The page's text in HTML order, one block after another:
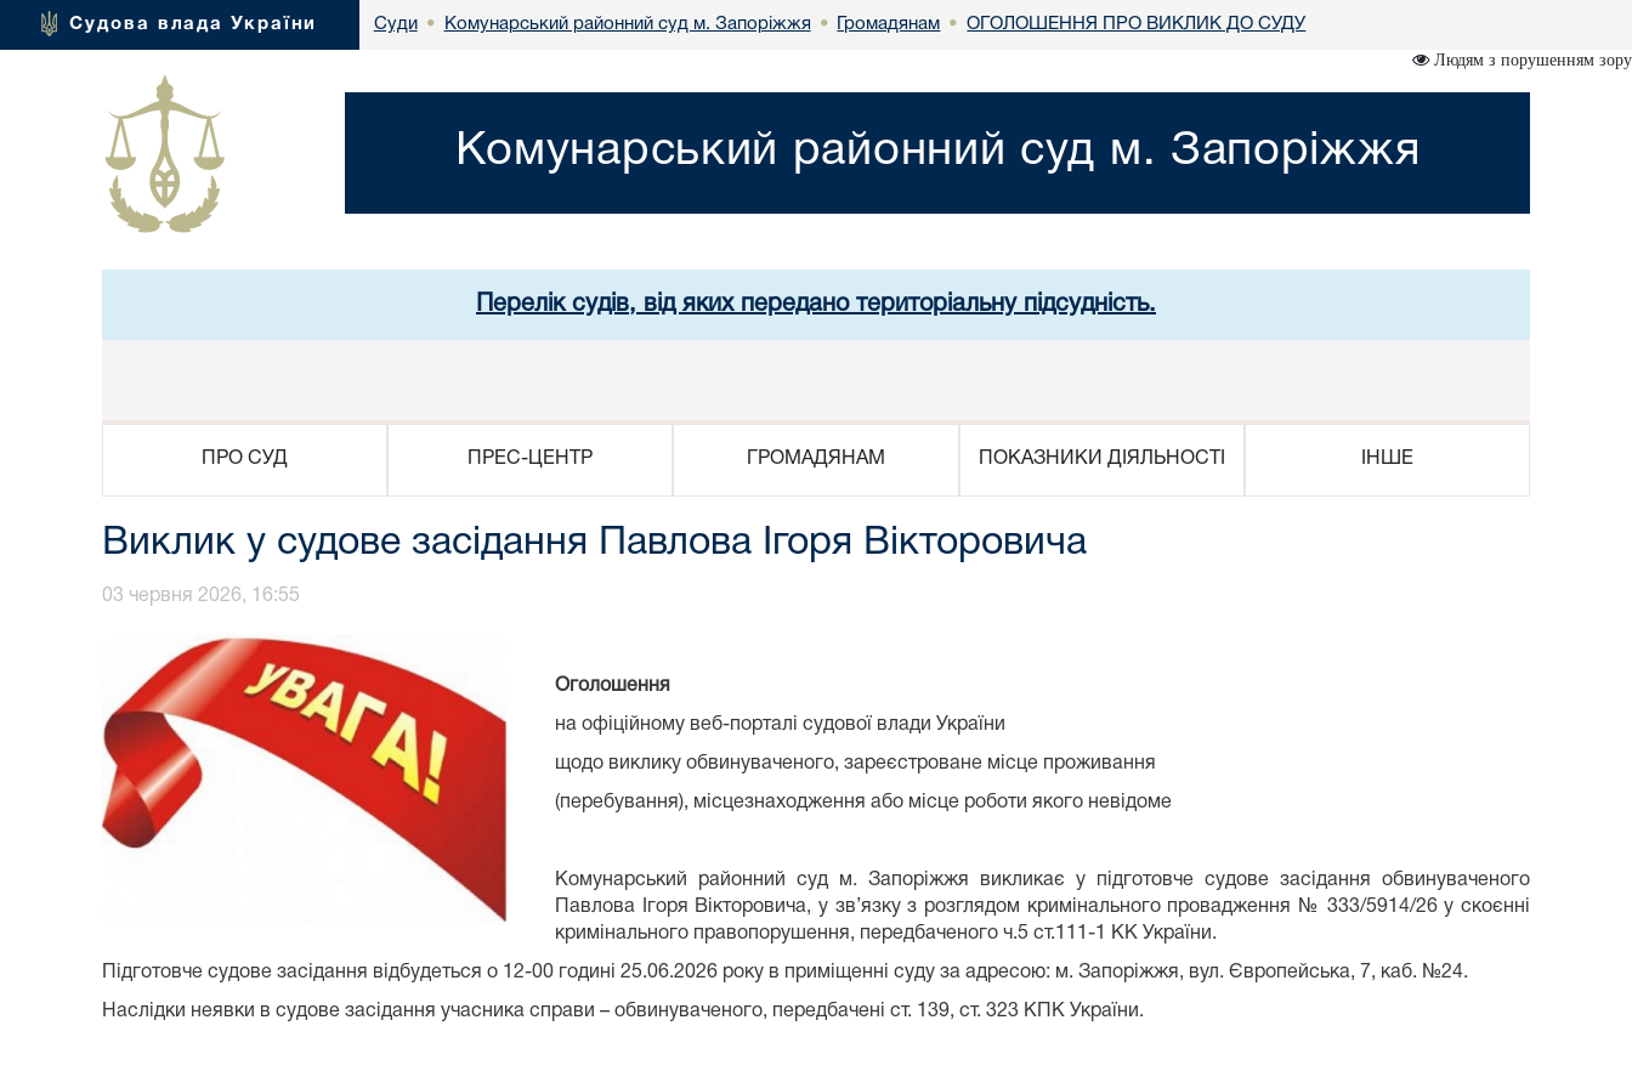
Судова влада України Суди • Комунарський районний суд м. Запоріжжя • Громадянам • ОГОЛОШЕННЯ ПРО ВИКЛИК ДО СУДУ
Людям з порушенням зору
Комунарський районний суд м. Запоріжжя
Перелік судів, від яких передано територіальну підсудність.
ПРО СУД ПРЕС-ЦЕНТР ГРОМАДЯНАМ ПОКАЗНИКИ ДІЯЛЬНОСТІ ІНШЕ
Виклик у судове засідання Павлова Ігоря Вікторовича
03 червня 2026, 16:55
Оголошення
на офіційному веб-порталі судової влади України
щодо виклику обвинуваченого, зареєстроване місце проживання
(перебування), місцезнаходження або місце роботи якого невідоме
Комунарський районний суд м. Запоріжжя викликає у підготовче судове засідання обвинуваченого
Павлова Ігоря Вікторовича, у зв’язку з розглядом кримінального провадження № 333/5914/26 у скоєнні
кримінального правопорушення, передбаченого ч.5 ст.111-1 КК України.
Підготовче судове засідання відбудеться о 12-00 годині 25.06.2026 року в приміщенні суду за адресою: м. Запоріжжя, вул. Європейська, 7, каб. №24.
Наслідки неявки в судове засідання учасника справи – обвинуваченого, передбачені ст. 139, ст. 323 КПК України.